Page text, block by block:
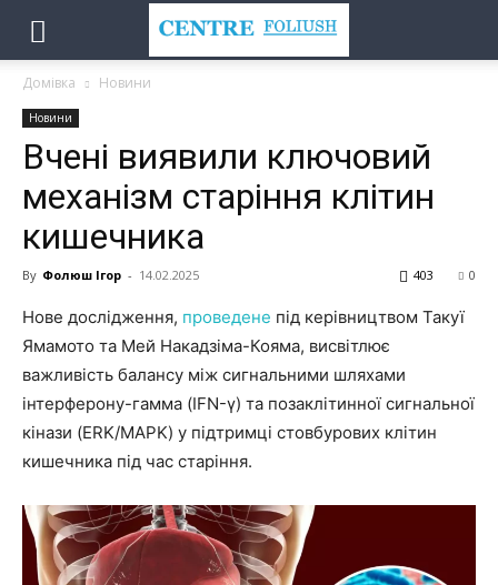
Домівка Новини
Новини
Вчені виявили ключовий
механізм старіння клітин
кишечника
By Фолюш Ігор - 14.02.2025 0
403
Нове дослідження, проведене під керівництвом Такуї
Ямамото та Мей Накадзіма-Кояма, висвітлює
важливість балансу між сигнальними шляхами
інтерферону-гамма (IFN-γ) та позаклітинної сигнальної
кінази (ERK/MAPK) у підтримці стовбурових клітин
кишечника під час старіння.